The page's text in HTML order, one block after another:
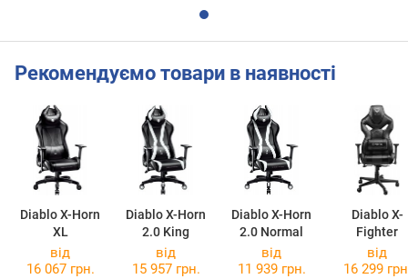
Рекомендуємо товари в наявності
Diablo X-Horn
XL
Diablo X-Horn
2.0 King
Diablo X-Horn
2.0 Normal
Diablo X-
Fighter
від
16 067 грн.
від
15 957 грн.
від
11 939 грн.
від
16 299